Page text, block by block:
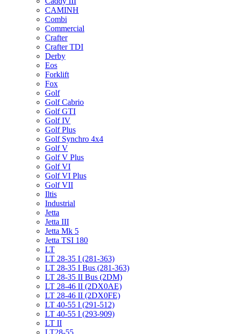
CAMINH
Combi
Commercial
Crafter
Crafter TDI
Derby
Eos
Forklift
Fox
Golf
Golf Cabrio
Golf GTI
Golf IV
Golf Plus
Golf Synchro 4x4
Golf V
Golf V Plus
Golf VI
Golf VI Plus
Golf VII
Iltis
Industrial
Jetta
Jetta III
Jetta Mk 5
Jetta TSI 180
LT
LT 28-35 I (281-363)
LT 28-35 I Bus (281-363)
LT 28-35 II Bus (2DM)
LT 28-46 II (2DX0AE)
LT 28-46 II (2DX0FE)
LT 40-55 I (291-512)
LT 40-55 I (293-909)
LT II